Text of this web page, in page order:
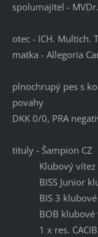
spolumajitel -
otec - ICH. Multich.
matka - Allegoria
plnochrupý pes s
povahy
DKK 0/0, PRA
tituly - Šampion CZ
Klubový vítez
BISS Junior
BIS 3 klubové
BOB klubové
1 x res. CACIB